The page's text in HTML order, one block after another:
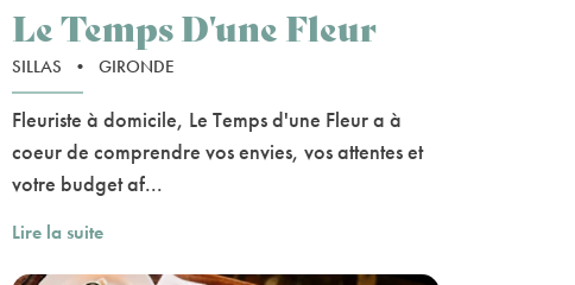
Le Temps D'une Fleur
SILLAS • GIRONDE
Fleuriste à domicile, Le Temps d'une Fleur a à
coeur de comprendre vos envies, vos attentes et
votre budget af...
Lire la suite